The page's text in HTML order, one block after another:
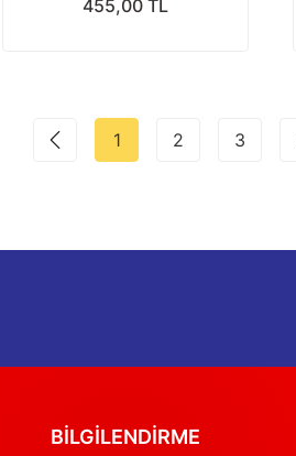
455,00 TL
1 2 3
BİLGİLENDİRME